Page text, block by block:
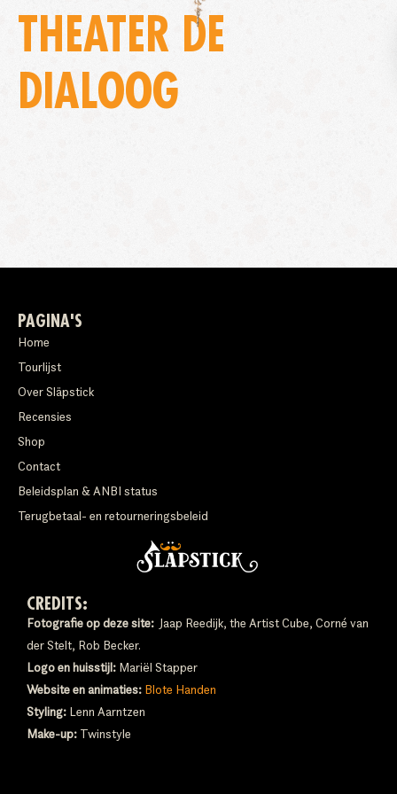
THEATER DE
DIALOOG
PAGINA'S
Home
Tourlijst
Over Släpstick
Recensies
Shop
Contact
Beleidsplan & ANBI status
Terugbetaal- en retourneringsbeleid
CREDITS:
Fotografie op deze site: Jaap Reedijk, the Artist Cube, Corné van
der Stelt, Rob Becker.
Logo en huisstijl: Mariël Stapper
Website en animaties: Blote Handen
Styling: Lenn Aarntzen
Make-up: Twinstyle